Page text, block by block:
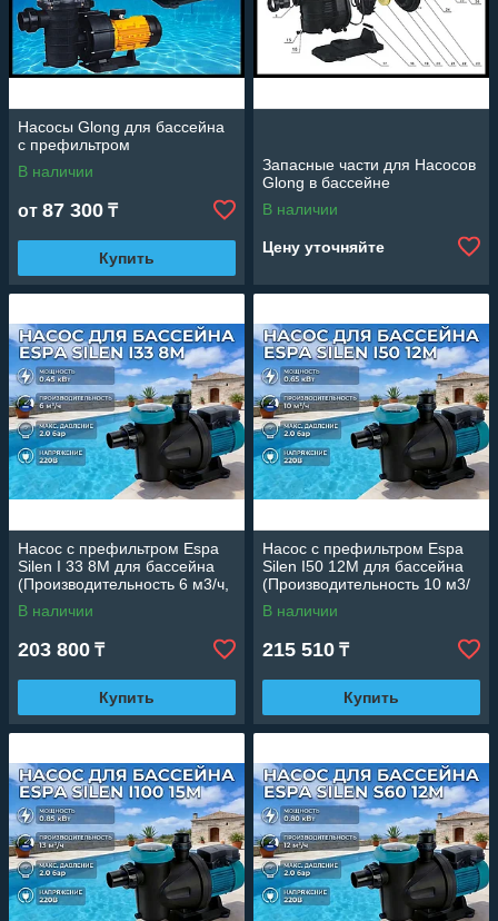
Насосы Glong для бассейна
c префильтром
В наличии
от 87 300 ₸
Купить
Запасные части для Насосов
Glong в бассейне
В наличии
Цену уточняйте
Насос c префильтром Espa
Silen I 33 8M для бассейна
(Производительность 6 м3/ч,
мощность: 0,45 кВт,
подключение 220В)
В наличии
203 800 ₸
Купить
Насос c префильтром Espa
Silen I50 12M для бассейна
(Производительность 10 м3/
ч, мощность: 0,65 кВт,
подключение 220В)
В наличии
215 510 ₸
Купить